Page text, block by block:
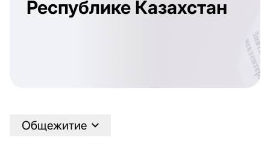
Республике Казахстан
Общежитие